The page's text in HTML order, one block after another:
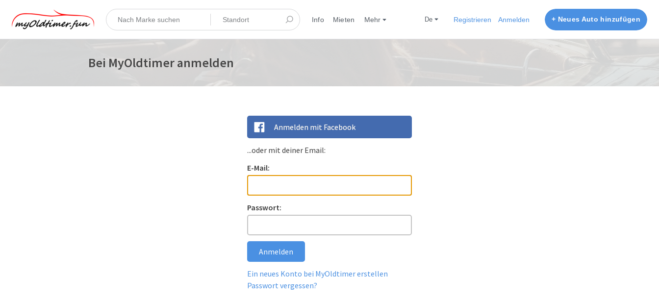
Info Mieten Mehr de Registrieren Anmelden + Neues Auto hinzufügen
Bei MyOldtimer anmelden
Anmelden mit Facebook
...oder mit deiner Email:
E-Mail:
Passwort:
Anmelden
Ein neues Konto bei MyOldtimer erstellen
Passwort vergessen?